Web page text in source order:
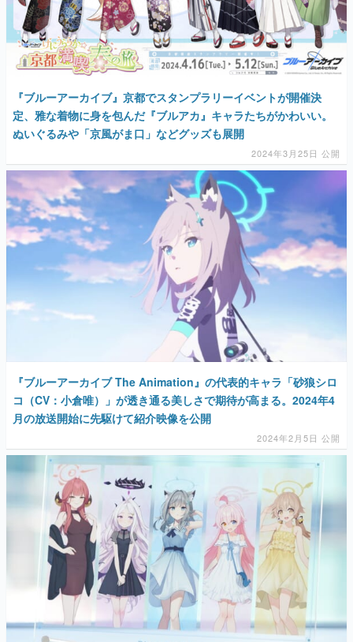
なんでゲームは面白い？
ゲーム開発者・hamatsu氏がゲームの魅力を画面や操作の
具体的な形から解き明かしていく、硬派で骨太な評論連載
です。
ゲームが変えた日本語
の起源や用法の変遷を、コンピューター文化史研究家・タ
イニーP氏が徹底調査。
カテゴリ
特集記事
マンガ
女性向け
アプリレビュー
その他
運営：株式会社マレ
『ブルーアーカイブ』京都でスタンプラリーイベントが開催決
定、雅な着物に身を包んだ『ブルアカ』キャラたちがかわいい。
ぬいぐるみや「京風がま口」などグッズも展開
2024年3月25日 公開
『ブルーアーカイブ The Animation』の代表的キャラ「砂狼シロ
コ（CV：小倉唯）」が透き通る美しさで期待が高まる。2024年4
月の放送開始に先駆けて紹介映像を公開
2024年2月5日 公開